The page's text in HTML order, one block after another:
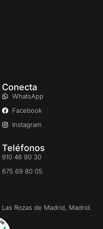
Conecta
WhatsApp
Facebook
Instagram
Teléfonos
910 46 90 30
675 69 80 05
Rozas de Madrid, Madrid.